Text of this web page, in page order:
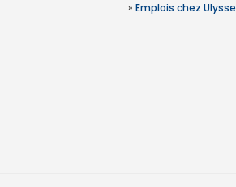
» Emplois chez Ulysse